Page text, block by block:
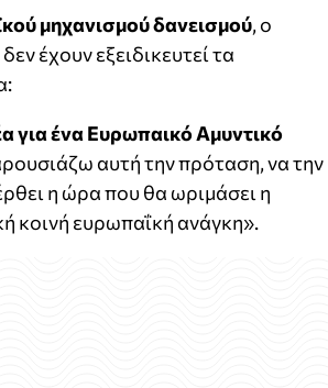
μηχανισμού δανεισμού, ο
έχουν εξειδικευτεί τα
για ένα Ευρωπαικό Αμυντικό
αυτή την πρόταση, να την
η ώρα που θα ωριμάσει η
κοινή ευρωπαΐκή ανάγκη».